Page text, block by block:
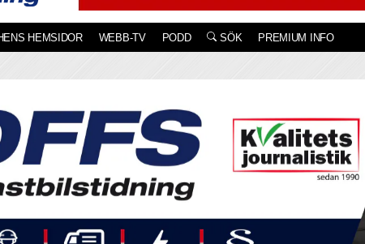
HEMSIDOR WEBB-TV PODD SÖK PREMIUM INFO